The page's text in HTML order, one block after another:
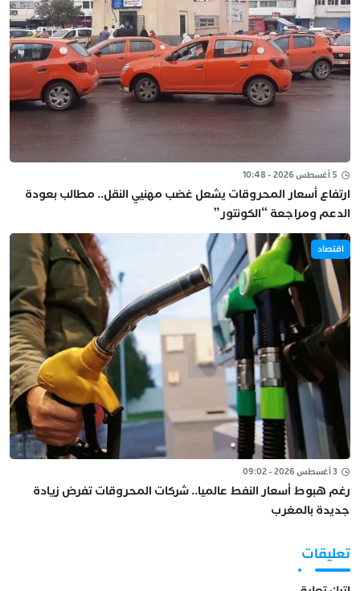
5 أغسطس 2026 - 10:48
ارتفاع أسعار المحروقات يشعل غضب مهنيي النقل.. مطالب بعودة
الدعم ومراجعة “الكونتور”
اقتصاد
3 أغسطس 2026 - 09:02
رغم هبوط أسعار النفط عالميا.. شركات المحروقات تفرض زيادة
جديدة بالمغرب
تعليقات